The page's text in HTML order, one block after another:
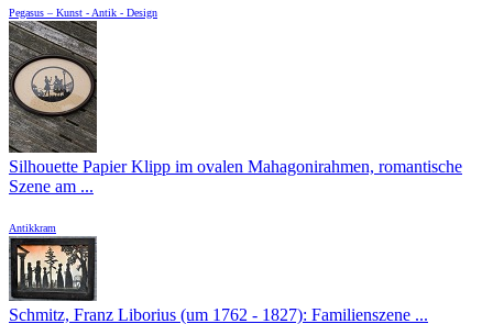
Pegasus – Kunst - Antik - Design
Silhouette Papier Klipp im ovalen Mahagonirahmen, romantische
Szene am ...
Antikkram
Schmitz, Franz Liborius (um 1762 - 1827): Familienszene ...